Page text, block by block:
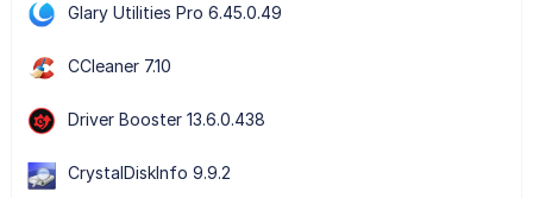
Glary Utilities Pro 6.45.0.49
CCleaner 7.10
Driver Booster 13.6.0.438
CrystalDiskInfo 9.9.2